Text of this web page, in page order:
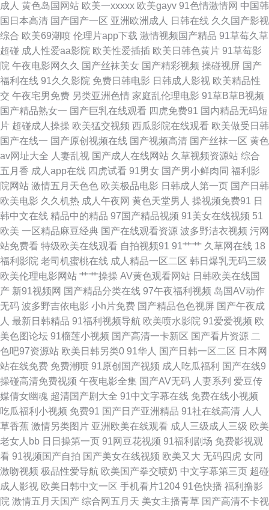
丝在线看 91国产品 91官观看入口官网免费 91网站国产一区二 97超碰碰碰
91资源在线播放 97激情网站 a天堂中文字幕组 白丝高潮玩哭 俺去也色洛洛
八戒影视论理 阿v免费在线 国产大神探花后入 天堂8αV在線 新视觉影院
6080高清 一性一交 在线视频免费 高清 中文字幕精东影业 最新电影免费 88
免费电影院网站 91福利社视频国产精品 天天射狠狠干 91小视频自慰 国产传
媒精品 国产精品精品自在线拍 国产欧美久久久久 国产乱视频在线播放 黄页
免费三级 久久国产精品久久 美女露胸照 欧美后入 青青精品1区 日日久久 四
虎新影院2019址 婷婷综合 下载欧美性交 在线观看免费网 8哥电影网在线观
看 91www黄色 日韩精品无码久久 91TV网站 91国产丝袜在线播放 91视频大
香蕉 91香蕉污视频下载 豆花影院色 国产tv六区 国产精品掏空网 精品国产一
二 久久精品23 欧美A级视频 三级91 亚洲黄色在线 51视频精品全部免费 91
东北40多岁熟女 91人免费版观看 91丝袜足交视频国产 91资源视频在线播放
成人精品视频 国产精品高清色网站在线 九九热精品视频在线 男女网站免费
欧美女同在线 欧美性交视大片 人人模人 肉丝高跟后入内射 午夜在线视屏 种
子资源网 91白丝综合 91福利导航在线观看 91se在线 精品久久九九 密臀AV
一区 欧美视频第三页 日韩福利电影 2019年九九精品视频 91黄色色情软件
91青青搞 91网页看片 97网址www www日韩高清 东方va正在进入 国产高清
成人 黄色岛国网站 欧美一xxxxx 欧美gayv 91色情激情网 中国韩
国日本高清 国产国产一区 亚洲欧洲成人 日韩在线 久久国产影视
综合 欧美69潮喷 伦理片app下载 激情视频国产精品 91草莓久草
超碰 成人性爱aa影院 欧美性爱插插 欧美日韩色黄片 91草莓影
院 午夜电影网久久 国产丝袜美女 国产精彩视频 操碰视屏 国产
福利在线 91久久影院 免费日韩电影 日韩成人影视 欧美精品性
交 午夜宅男免费 另类亚洲色情 家庭乱伦理电影 91草B草B视频
国产精品熟女一 国产巨乳在线观看 四虎免费91 国内精品无码短
片 超碰成人操操 欧美猛交视频 西瓜影院在线观看 欧美做受日韩
国产在线一 国产原创视频在线 国产视频高清 国产丝袜一区 黄色
av网址大全 人妻乱视 国产成人在线网站 久草视频资源站 综合
五月香 成人app在线 四虎试看 91男女 国产男小鲜肉同 福利影
院网站 激情五月天色色 欧美极品电影 日韩成人第一页 国产日韩
欧美电影 久久机热 成人午夜网 黄色天堂男人 操视频免费91 日
韩中文在线 精品中的精品 97国产精品视频 91美女在线视频 51
欧美 一区精品麻豆经典 国产在线观看资源 波多野洁衣视频 污网
站免费看 特级欧美在线观看 自拍视频91 91艹艹 久草网在线 18
福利影院 老司机蜜桃在线 成人精品一区二区 韩日爆乳无码三级
欧美伦理电影网站 艹艹操操 AV黄色观看网站 日韩欧美在线国
产 新91视频网 国产精品分类在线 97午夜福利视频 岛国AV动作
无码 波多野吉依电影 小h片免费 国产精品色色视屏 国产午夜成
人 最新日韩精品 91福利视频导航 欧美喷水影院 91爱爱视频 欧
美色图论坛 91榴莲小视频 国产高清一卡新区 国产看片资源 二
色吧97资源站 欧美日韩另类0 91华人 国产日韩一区二区 日本网
站在线免费 免费潮喷 91原创国产视频 成人吃瓜福利 国产在线9
操碰高清免费视频 午夜电影全集 国产AV无码 人妻系列 爱豆传
媒倩女幽魂 超清国产剧大全 91中文字幕在线 免费在线小视频
吃瓜福利小视频 免费91 国产日产亚洲精品 91社在线高清 人人
草香蕉 激情另类图片 亚洲欧美在线观看 成人三级成人三级 欧美
老女人bb 日日操第一页 91网豆花视频 91福利剧场 免费影视观
看 91视频国产自拍 国产美女在线视频 欧美又大 无码四虎 女同
激吻视频 极品性爱导航 欧美国产拳交喷奶 中文字幕第三页 超碰
成人影视 欧美日韩中文一区 手机看片1204 91色快播 福利撸影
院 激情五月天国产 综合网五月天 美女主播青草 国产高清不卡视